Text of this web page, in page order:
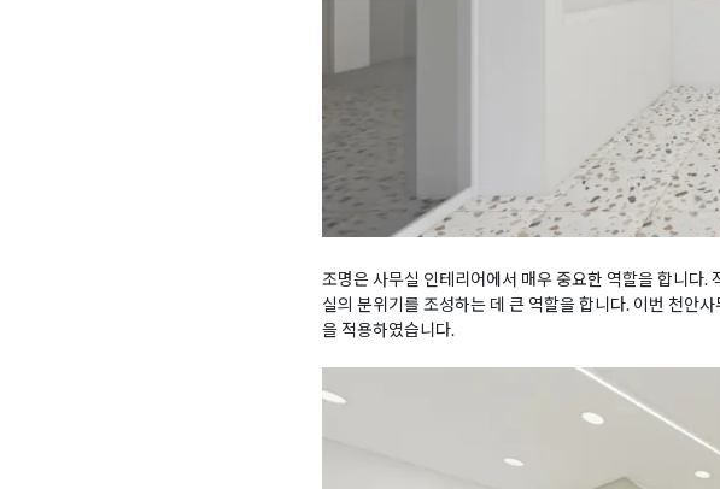
조명은 사무실 인테리어에서 매우 중요한 역할을 합니다.
실의 분위기를 조성하는 데 큰 역할을 합니다. 이번 천안
을 적용하였습니다.